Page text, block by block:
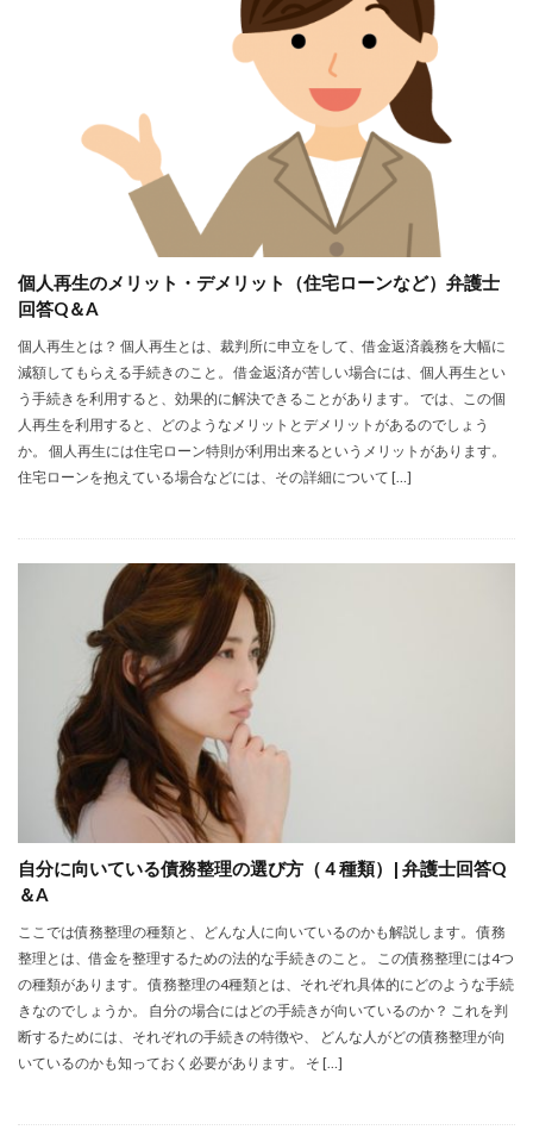
個人再生のメリット・デメリット（住宅ローンなど）弁護士
回答Q＆A
個人再生とは？ 個人再生とは、裁判所に申立をして、借金返済義務を大幅に
減額してもらえる手続きのこと。 借金返済が苦しい場合には、個人再生とい
う手続きを利用すると、効果的に解決できることがあります。 では、この個
人再生を利用すると、どのようなメリットとデメリットがあるのでしょう
か。 個人再生には住宅ローン特則が利用出来るというメリットがあります。
住宅ローンを抱えている場合などには、その詳細について […]
自分に向いている債務整理の選び方（４種類）| 弁護士回答Q
＆A
ここでは債務整理の種類と、どんな人に向いているのかも解説します。 債務
整理とは、借金を整理するための法的な手続きのこと。 この債務整理には4つ
の種類があります。 債務整理の4種類とは、それぞれ具体的にどのような手続
きなのでしょうか。 自分の場合にはどの手続きが向いているのか？ これを判
断するためには、それぞれの手続きの特徴や、 どんな人がどの債務整理が向
いているのかも知っておく必要があります。 そ […]